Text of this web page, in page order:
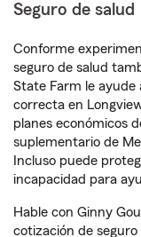
Seguro de salud
Conforme
seguro de salud
State Farm le ayude
correcta en
planes económicos
suplementario de
Incluso puede
incapacidad para
Hable con Ginny
cotización de